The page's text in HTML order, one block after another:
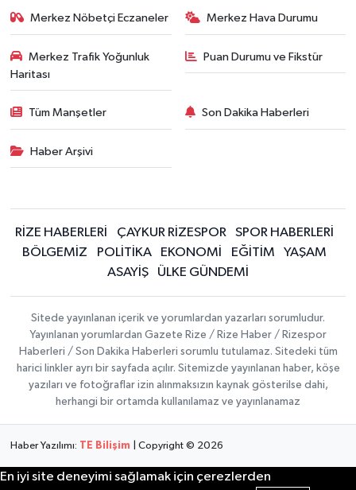
Merkez Nöbetçi Eczaneler Merkez Hava Durumu
Merkez Trafik Yoğunluk
Haritası
Puan Durumu ve Fikstür
Tüm Manşetler Son Dakika Haberleri
Haber Arşivi
RİZE HABERLERİ ÇAYKUR RİZESPOR
SPOR HABERLERİ
BÖLGEMİZ
POLİTİKA EKONOMİ EĞİTİM
YAŞAM
ASAYİŞ
ÜLKE GÜNDEMİ
Sitede yayınlanan içerik ve yorumlardan yazarları sorumludur.
Yayınlanan yorumlardan Gazete Rize / Rize Haber / Rizespor
Haberleri / Son Dakika Haberleri sorumlu tutulamaz. Sitedeki tüm
harici linkler ayrı bir sayfada açılır. Sitemizde yayınlanan haber, köşe
yazıları ve fotoğraflar izin alınmaksızın kaynak gösterilse dahi,
herhangi bir ortamda kullanılamaz ve yayınlanamaz
Haber Yazılımı: TE Bilişim | Copyright © 2026
En iyi site deneyimi sağlamak için çerezlerden